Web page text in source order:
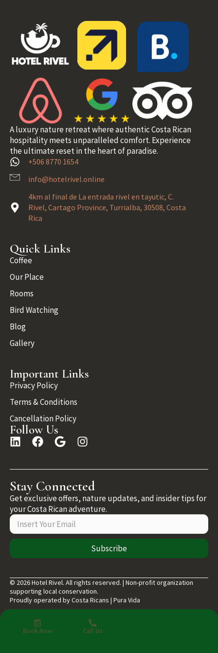
Book Now Call Us
A luxury nature retreat where authentic Costa Rican
hospitality meets unparalleled comfort. Experience
the ultimate reset in the heart of paradise.
+506 8770 1654
info@hotelrivel.online
4km al final de La entrada rivel en tayutic, C.
Rivel, Cartago Province, Turrialba, 30508, Costa
Rica
Quick Links
Coffee
Our Place
Rooms
Bird Watching
Blog
Gallery
Important Links
Privacy Policy
Terms & Conditions
Cancellation Policy
Follow Us
Stay Connected
Get exclusive offers, nature updates, and insider tips for
your Costa Rican adventure.
Subscribe
© 2026 Hotel Rivel. All rights reserved. | Non-profit organization
supporting local conservation.
Proudly operated by Costa Ricans | Pura Vida